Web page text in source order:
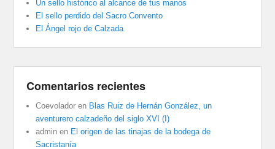
Un sello histórico al alcance de tus manos
El sello perdido del Sacro Convento
El Ángel rojo de Calzada
Comentarios recientes
Coevolador en Blas Ruiz de Hernán González, un
aventurero calzadeño del siglo XVI (I)
admin en El origen de las tinajas de la bodega de
Sacristanía